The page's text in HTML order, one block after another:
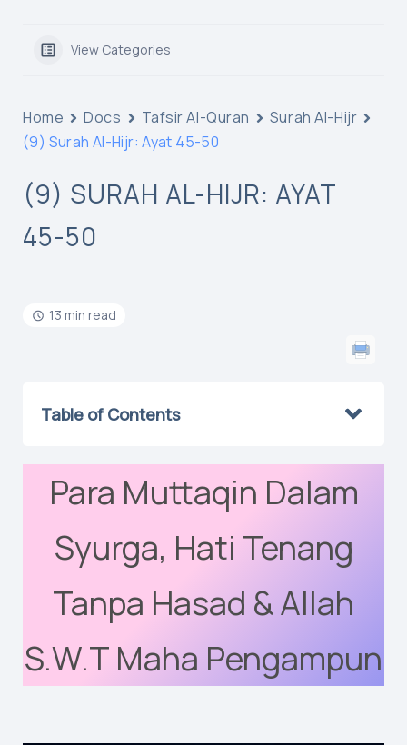
View Categories
Home Docs Tafsir Al-Quran
Surah Al-Hijr
(9) Surah Al-Hijr: Ayat 45-50
(9) SURAH AL-HIJR: AYAT
45-50
13 min read
Table of Contents
Para Muttaqin Dalam
Syurga, Hati Tenang
Tanpa Hasad & Allah
S.W.T Maha Pengampun